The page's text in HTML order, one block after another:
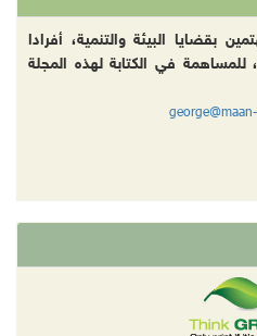
بقضايا البيئة والتنمية، أفرادا
للمساهمة في الكتابة لهذه المجلة